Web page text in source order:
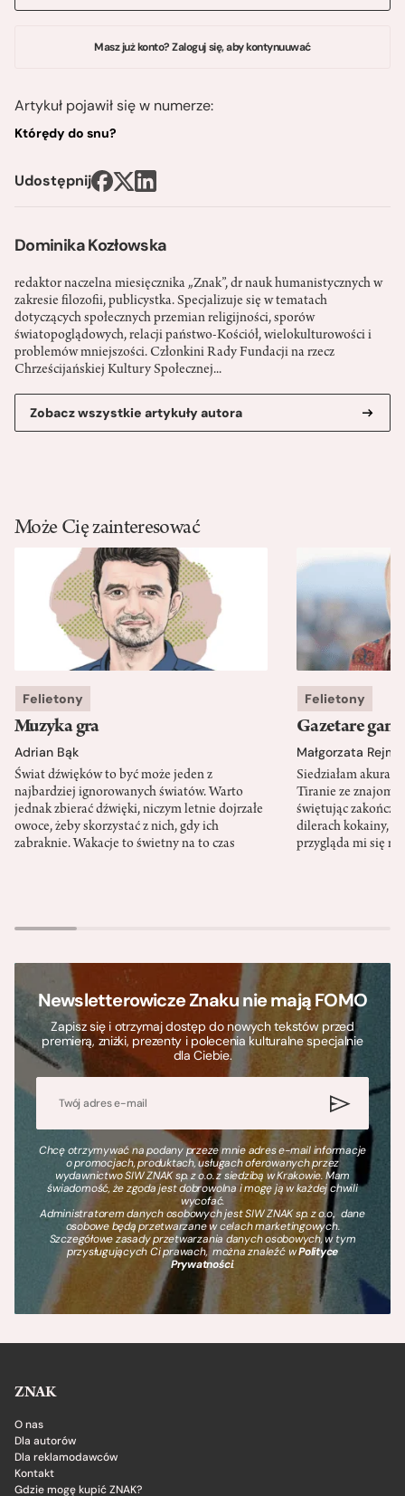
Dominika Kozłowska
redaktor naczelna miesięcznika „Znak”, dr nauk humanistycznych w
zakresie filozofii, publicystka. Specjalizuje się w tematach
dotyczących społecznych przemian religijności, sporów
światopoglądowych, relacji państwo-­Kościół, wielokulturowości i
problemów mniejszości. Członkini Rady Fundacji na rzecz
Chrześcijańskiej Kultury Społecznej...
Zobacz wszystkie artykuły autora
Masz już konto? Zaloguj się, aby kontynuuwać
Artykuł pojawił się w numerze:
Którędy do snu?
Udostępnij
Może Cię zainteresować
Felietony
Muzyka gra
Adrian Bąk
Świat dźwięków to być może jeden z
najbardziej ignorowanych światów. Warto
jednak zbierać dźwięki, niczym letnie dojrzałe
owoce, żeby skorzystać z nich, gdy ich
zabraknie. Wakacje to świetny na to czas
Felietony
Gazetare
Małgorzata
Siedziałam akurat
Tiranie ze
świętując
dilerach kokainy,
przygląda mi się
Newsletterowicze Znaku nie mają FOMO
Zapisz się i otrzymaj dostęp do nowych tekstów przed
premierą, zniżki, prezenty i polecenia kulturalne specjalnie
dla Ciebie.
Chcę otrzymywać na podany przeze mnie adres e-mail informacje
o promocjach, produktach, usługach oferowanych przez
wydawnictwo SIW ZNAK sp. z o.o. z siedzibą w Krakowie. Mam
świadomość, że zgoda jest dobrowolna i mogę ją w każdej chwili
wycofać.
Administratorem danych osobowych jest SIW ZNAK sp. z o.o., dane
osobowe będą przetwarzane w celach marketingowych.
Szczegółowe zasady przetwarzania danych osobowych, w tym
przysługujących Ci prawach, można znaleźć wPolityce
Prywatności.
ZNAK
O nas
Dla autorów
Dla reklamodawców
Kontakt
Gdzie mogę kupić ZNAK?